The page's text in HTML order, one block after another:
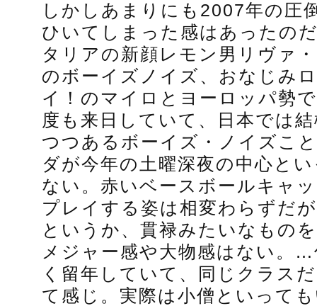
しかしあまりにも2007年の圧
ひいてしまった感はあったの
タリアの新顔レモン男リヴァ
のボーイズノイズ、おなじみ
イ！のマイロとヨーロッパ勢
度も来日していて、日本では
つつあるボーイズ・ノイズこ
ダが今年の土曜深夜の中心と
ない。赤いベースボールキャ
プレイする姿は相変わらずだ
というか、貫禄みたいなもの
メジャー感や大物感はない。
く留年していて、同じクラス
て感じ。実際は小僧といって